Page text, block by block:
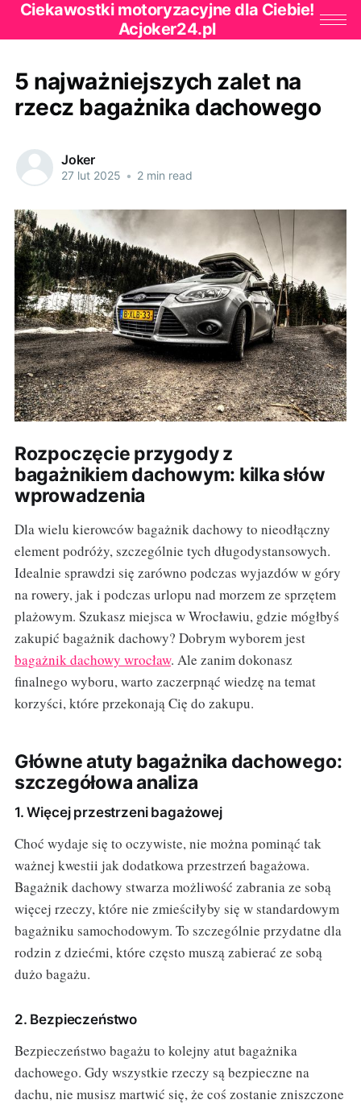
Ciekawostki motoryzacyjne dla Ciebie!
Acjoker24.pl
5 najważniejszych zalet na
rzecz bagażnika dachowego
Joker
27 lut 2025 • 2 min read
Rozpoczęcie przygody z
bagażnikiem dachowym: kilka słów
wprowadzenia
Dla wielu kierowców bagażnik dachowy to nieodłączny
element podróży, szczególnie tych długodystansowych.
Idealnie sprawdzi się zarówno podczas wyjazdów w góry
na rowery, jak i podczas urlopu nad morzem ze sprzętem
plażowym. Szukasz miejsca w Wrocławiu, gdzie mógłbyś
zakupić bagażnik dachowy? Dobrym wyborem jest
bagażnik dachowy wrocław. Ale zanim dokonasz
finalnego wyboru, warto zaczerpnąć wiedzę na temat
korzyści, które przekonają Cię do zakupu.
Główne atuty bagażnika dachowego:
szczegółowa analiza
1. Więcej przestrzeni bagażowej
Choć wydaje się to oczywiste, nie można pominąć tak
ważnej kwestii jak dodatkowa przestrzeń bagażowa.
Bagażnik dachowy stwarza możliwość zabrania ze sobą
więcej rzeczy, które nie zmieściłyby się w standardowym
bagażniku samochodowym. To szczególnie przydatne dla
rodzin z dziećmi, które często muszą zabierać ze sobą
dużo bagażu.
2. Bezpieczeństwo
Bezpieczeństwo bagażu to kolejny atut bagażnika
dachowego. Gdy wszystkie rzeczy są bezpieczne na
dachu, nie musisz martwić się, że coś zostanie zniszczone